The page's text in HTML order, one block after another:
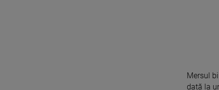
Mersul
dată la